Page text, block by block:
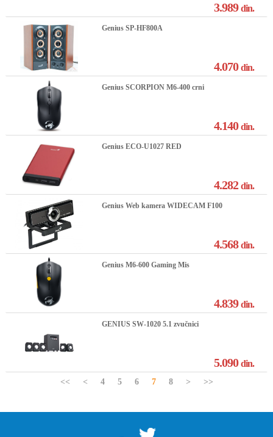
3.989din.
Genius SP-HF800A
4.070din.
Genius SCORPION M6-400 crni
4.140din.
Genius ECO-U1027 RED
4.282din.
Genius Web kamera WIDECAM F100
4.568din.
Genius M6-600 Gaming Mis
4.839din.
GENIUS SW-1020 5.1 zvučnici
5.090din.
<< < 4 5 6 7 8 > >>